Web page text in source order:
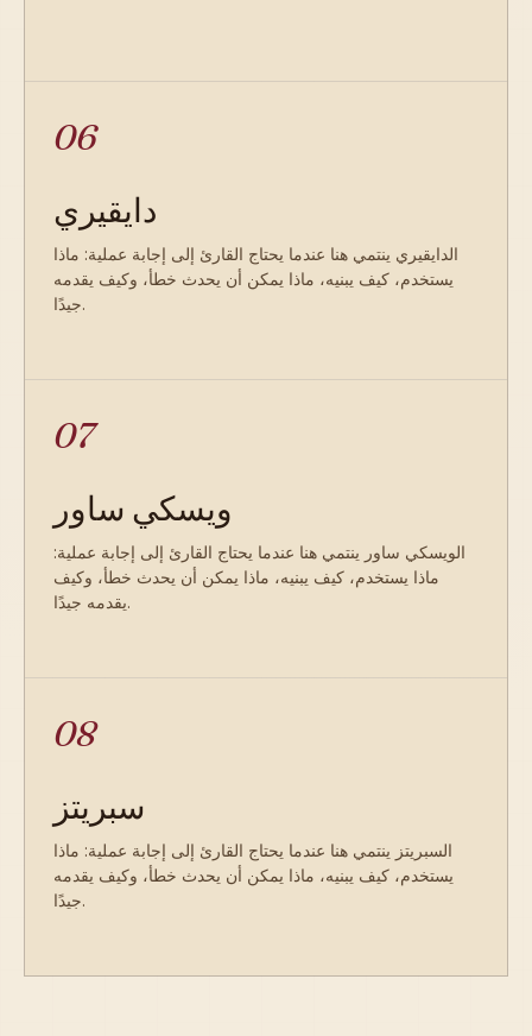
06
دايقيري
الدايقيري ينتمي هنا عندما يحتاج القارئ إلى إجابة عملية: ماذا
يستخدم، كيف يبنيه، ماذا يمكن أن يحدث خطأ، وكيف يقدمه
جيدًا.
07
ويسكي ساور
الويسكي ساور ينتمي هنا عندما يحتاج القارئ إلى إجابة عملية:
ماذا يستخدم، كيف يبنيه، ماذا يمكن أن يحدث خطأ، وكيف
يقدمه جيدًا.
08
سبريتز
السبريتز ينتمي هنا عندما يحتاج القارئ إلى إجابة عملية: ماذا
يستخدم، كيف يبنيه، ماذا يمكن أن يحدث خطأ، وكيف يقدمه
جيدًا.